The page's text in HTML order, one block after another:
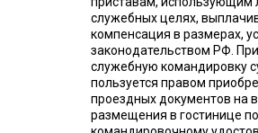
служебных целях,
компенсация в размерах,
законодательством РФ.
служебную командировку
пользуется правом
проездных документов на
размещения в гостинице